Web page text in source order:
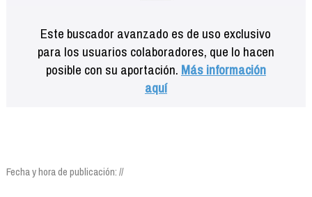
Este buscador avanzado es de uso exclusivo
para los usuarios colaboradores, que lo hacen
posible con su aportación. Más información
aquí
Fecha y hora de publicación: //